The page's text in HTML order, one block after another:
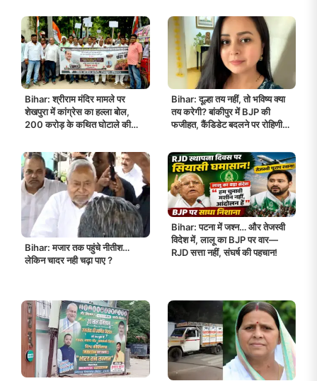
Bihar: श्रीराम मंदिर मामले पर
शेखपुरा में कांग्रेस का हल्ला बोल,
200 करोड़ के कथित घोटाले की
मार्च!
Bihar: दूल्हा तय नहीं, तो भविष्य क्या
तय करेगी? बांकीपुर में BJP की
फजीहत, कैंडिडेट बदलने पर रोहिणी
Bihar: मजार तक पहुंचे नीतीश…
लेकिन चादर नही चढ़ा पाए ?
Bihar: पटना में जश्न… और तेजस्वी
विदेश में, लालू का BJP पर वार—
RJD सत्ता नहीं, संघर्ष की पहचान!